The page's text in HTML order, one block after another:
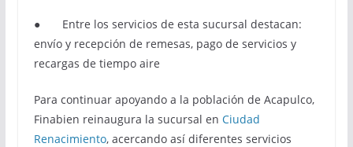
● Entre los servicios de esta sucursal destacan:
envío y recepción de remesas, pago de servicios y
recargas de tiempo aire
Para continuar apoyando a la población de Acapulco,
Finabien reinaugura la sucursal en Ciudad
Renacimiento, acercando así diferentes servicios